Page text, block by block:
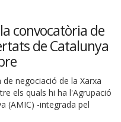
convocatòria de
de Catalunya
negociació de la Xarxa
els quals hi ha l'Agrupació
(AMIC) -integrada pel